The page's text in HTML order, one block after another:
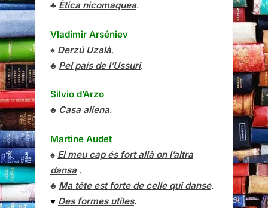
♣ Ètica nicomaquea.
Vladímir Arséniev
♠ Derzú Uzalà.
♣ Pel país de l’Ussuri.
Silvio d’Arzo
♣ Casa aliena.
Martine Audet
♠ El meu cap és fort allà on l’altra
dansa.
♣ Ma tête est forte de celle qui danse.
♥ Des formes utiles.